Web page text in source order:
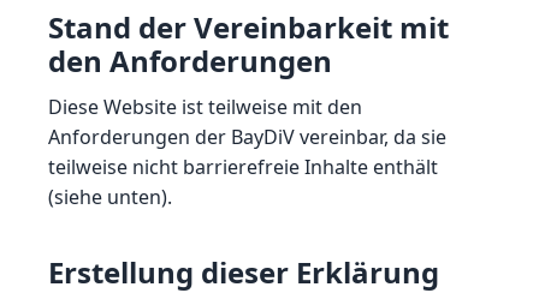
Stand der Vereinbarkeit mit
den Anforderungen
Diese Website ist teilweise mit den
Anforderungen der BayDiV vereinbar, da sie
teilweise nicht barrierefreie Inhalte enthält
(siehe unten).
Erstellung dieser Erklärung